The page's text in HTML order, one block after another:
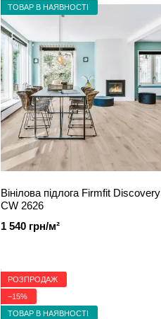
ТОВАР В НАЯВНОСТІ
Вінілова підлога Firmfit Discovery
CW 2626
1 540 грн/м²
РОЗПРОДАЖ
−15%
ТОВАР В НАЯВНОСТІ